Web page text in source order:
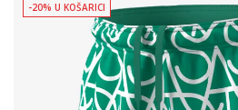
-20% U KOŠARICI